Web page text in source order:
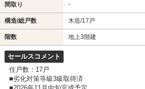
間取り -
構造/総戸数 木造/17戸
階数 地上3階建
セールスコメント
住戸数：17戸
■劣化対策等級3級取得済